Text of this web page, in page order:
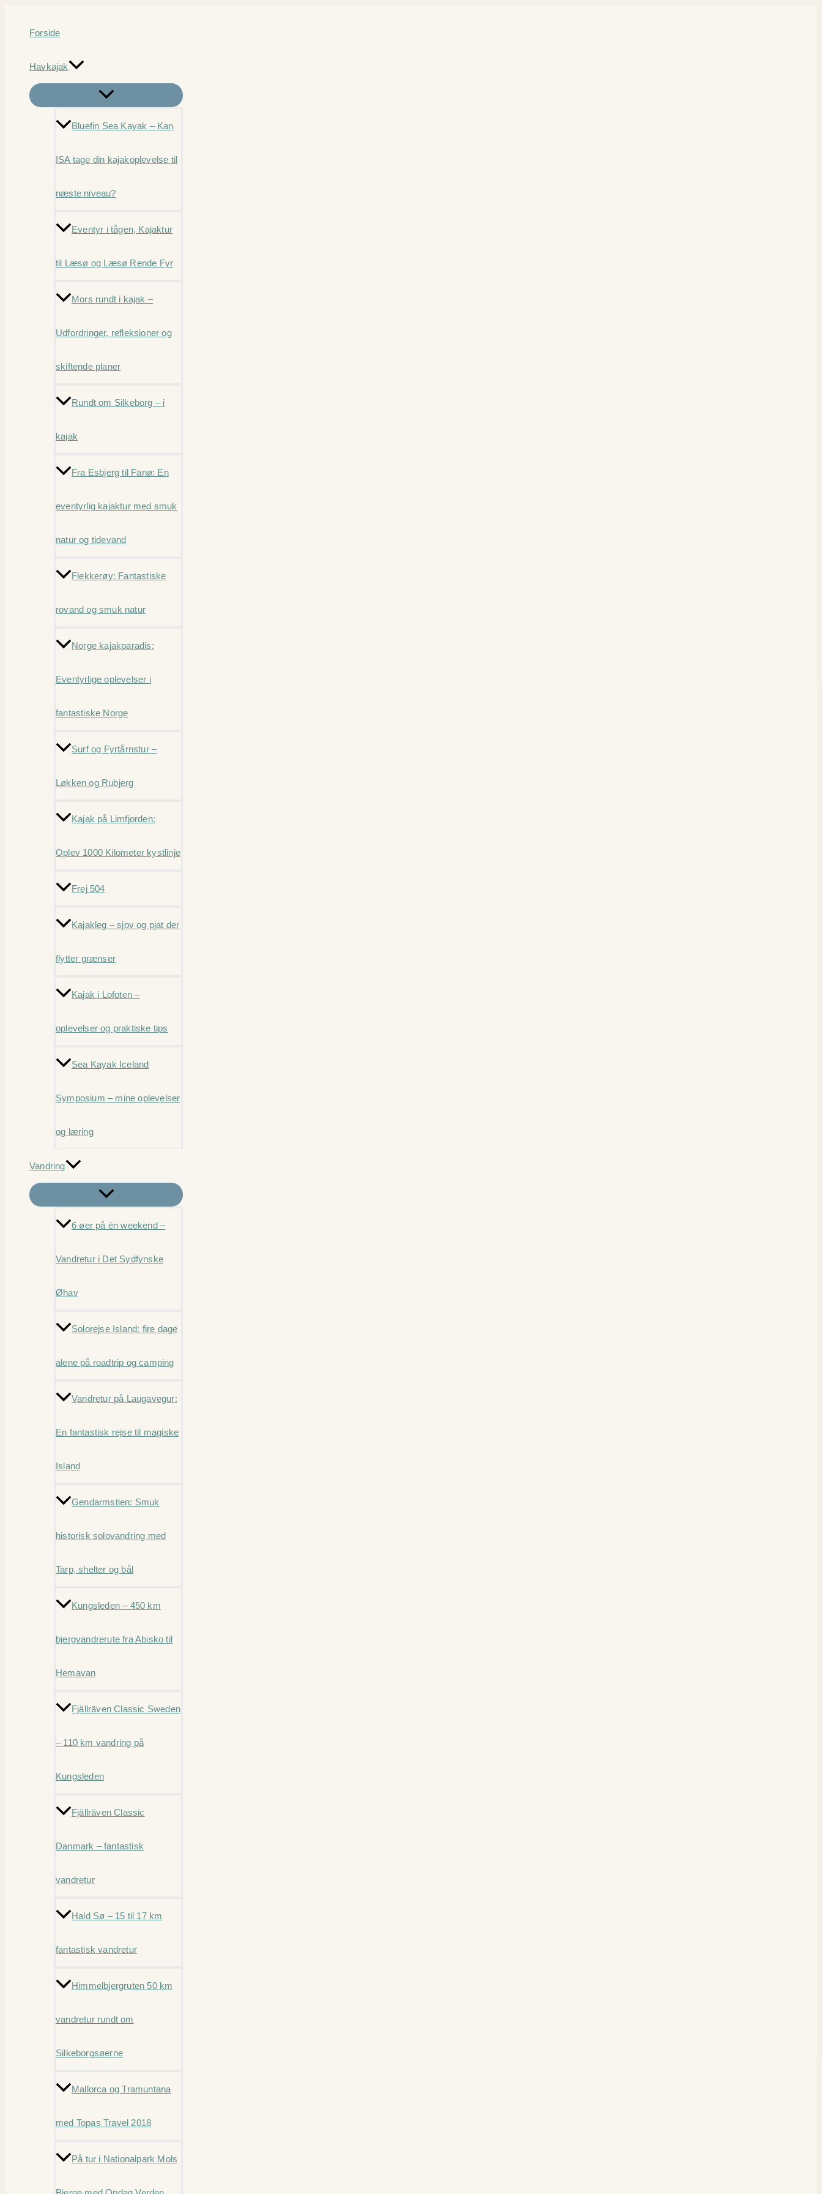
Forside
Havkajak
Bluefin Sea Kayak – Kan
ISA tage din kajakoplevelse til
næste niveau?
Eventyr i tågen, Kajaktur
til Læsø og Læsø Rende Fyr
Mors rundt i kajak –
Udfordringer, refleksioner og
skiftende planer
Rundt om Silkeborg – i
kajak
Fra Esbjerg til Fanø: En
eventyrlig kajaktur med smuk
natur og tidevand
Flekkerøy: Fantastiske
rovand og smuk natur
Norge kajakparadis:
Eventyrlige oplevelser i
fantastiske Norge
Surf og Fyrtårnstur –
Løkken og Rubjerg
Kajak på Limfjorden:
Oplev 1000 Kilometer kystlinje
Frej 504
Kajakleg – sjov og pjat der
flytter grænser
Kajak i Lofoten –
oplevelser og praktiske tips
Sea Kayak Iceland
Symposium – mine oplevelser
og læring
Vandring
6 øer på én weekend –
Vandretur i Det Sydfynske
Øhav
Solorejse Island: fire dage
alene på roadtrip og camping
Vandretur på Laugavegur:
En fantastisk rejse til magiske
Island
Gendarmstien: Smuk
historisk solovandring med
Tarp, shelter og bål
Kungsleden – 450 km
bjergvandrerute fra Abisko til
Hemavan
Fjällräven Classic Sweden
– 110 km vandring på
Kungsleden
Fjällräven Classic
Danmark – fantastisk
vandretur
Hald Sø – 15 til 17 km
fantastisk vandretur
Himmelbjergruten 50 km
vandretur rundt om
Silkeborgsøerne
Mallorca og Tramuntana
med Topas Travel 2018
På tur i Nationalpark Mols